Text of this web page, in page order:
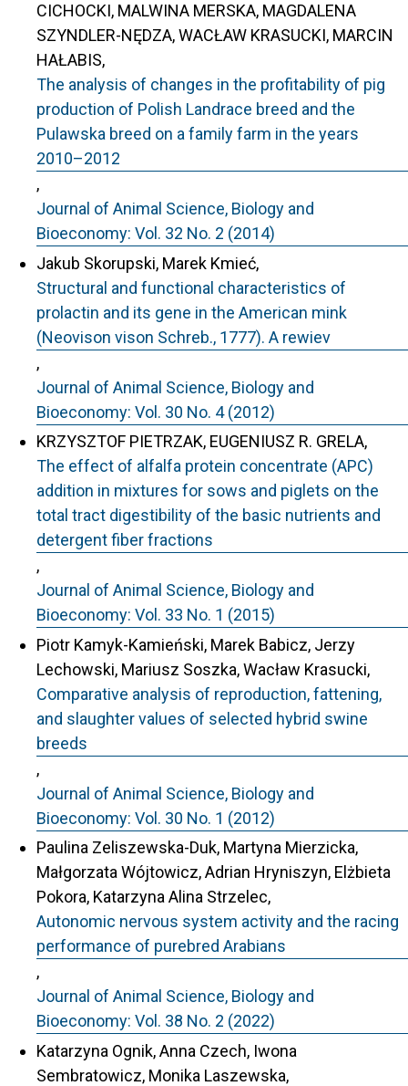
CICHOCKI, MALWINA MERSKA, MAGDALENA
SZYNDLER-NĘDZA, WACŁAW KRASUCKI, MARCIN
HAŁABIS,
The analysis of changes in the profitability of pig
production of Polish Landrace breed and the
Pulawska breed on a family farm in the years
2010–2012
,
Journal of Animal Science, Biology and
Bioeconomy: Vol. 32 No. 2 (2014)
Jakub Skorupski, Marek Kmieć,
Structural and functional characteristics of
prolactin and its gene in the American mink
(Neovison vison Schreb., 1777). A rewiev
,
Journal of Animal Science, Biology and
Bioeconomy: Vol. 30 No. 4 (2012)
KRZYSZTOF PIETRZAK, EUGENIUSZ R. GRELA,
The effect of alfalfa protein concentrate (APC)
addition in mixtures for sows and piglets on the
total tract digestibility of the basic nutrients and
detergent fiber fractions
,
Journal of Animal Science, Biology and
Bioeconomy: Vol. 33 No. 1 (2015)
Piotr Kamyk-Kamieński, Marek Babicz, Jerzy
Lechowski, Mariusz Soszka, Wacław Krasucki,
Comparative analysis of reproduction, fattening,
and slaughter values of selected hybrid swine
breeds
,
Journal of Animal Science, Biology and
Bioeconomy: Vol. 30 No. 1 (2012)
Paulina Zeliszewska-Duk, Martyna Mierzicka,
Małgorzata Wójtowicz, Adrian Hryniszyn, Elżbieta
Pokora, Katarzyna Alina Strzelec,
Autonomic nervous system activity and the racing
performance of purebred Arabians
,
Journal of Animal Science, Biology and
Bioeconomy: Vol. 38 No. 2 (2022)
Katarzyna Ognik, Anna Czech, Iwona
Sembratowicz, Monika Laszewska,